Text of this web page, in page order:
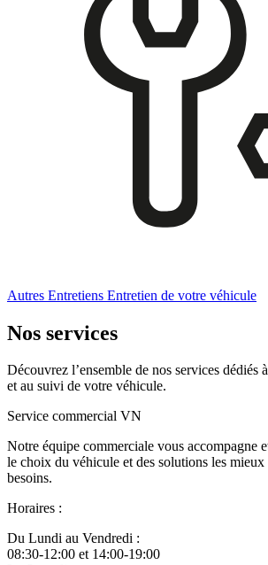
Autres Entretiens Entretien de votre véhicule
Nos services
Découvrez l’ensemble de nos services dédiés
et au suivi de votre véhicule.
Service commercial VN
Notre équipe commerciale vous accompagne
le choix du véhicule et des solutions les mieux
besoins.
Horaires :
Du Lundi au Vendredi :
08:30-12:00 et 14:00-19:00